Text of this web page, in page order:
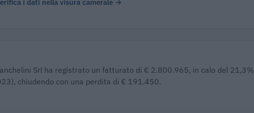
Srl ha registrato un fatturato di € 2.800.965, in calo del 21,3%
chiudendo con una perdita di € 191.450.